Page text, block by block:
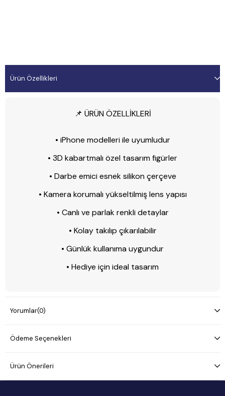
Ürün Özellikleri
📌 ÜRÜN ÖZELLİKLERİ
• iPhone modelleri ile uyumludur
• 3D kabartmalı özel tasarım figürler
• Darbe emici esnek silikon çerçeve
• Kamera korumalı yükseltilmiş lens yapısı
• Canlı ve parlak renkli detaylar
• Kolay takılıp çıkarılabilir
• Günlük kullanıma uygundur
• Hediye için ideal tasarım
Yorumlar(0)
Ödeme Seçenekleri
Ürün Önerileri